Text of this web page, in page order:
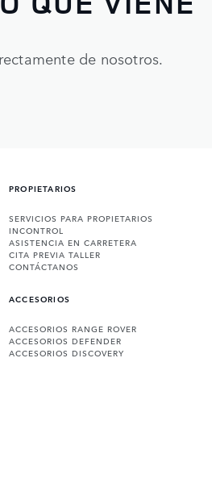
de nosotros.
PROPIETARIOS
SERVICIOS PARA PROPIETARIOS
INCONTROL
ASISTENCIA EN CARRETERA
CITA PREVIA TALLER
CONTÁCTANOS
ACCESORIOS
ACCESORIOS RANGE ROVER
ACCESORIOS DEFENDER
ACCESORIOS DISCOVERY